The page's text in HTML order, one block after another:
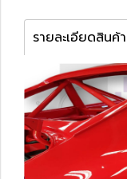
รายละเอียดสินค้า